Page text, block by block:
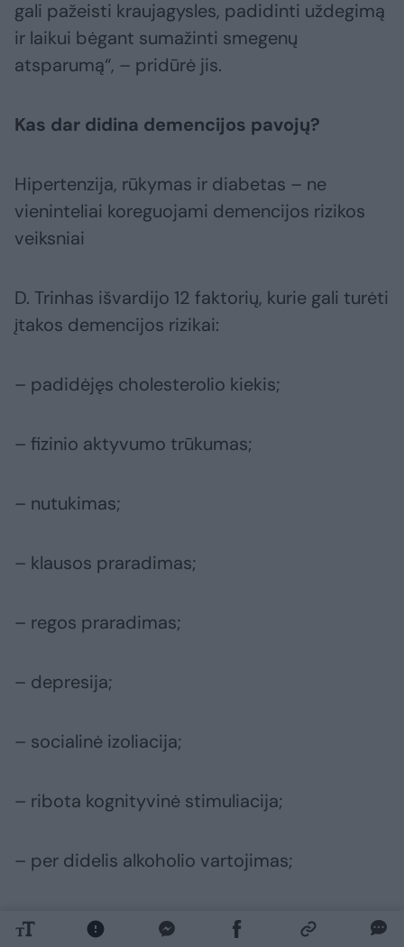
gali pažeisti kraujagysles, padidinti uždegimą
ir laikui bėgant sumažinti smegenų
atsparumą“, – pridūrė jis.
Kas dar didina demencijos pavojų?
Hipertenzija, rūkymas ir diabetas – ne
vieninteliai koreguojami demencijos rizikos
veiksniai
D. Trinhas išvardijo 12 faktorių, kurie gali turėti
įtakos demencijos rizikai:
– padidėjęs cholesterolio kiekis;
– fizinio aktyvumo trūkumas;
– nutukimas;
– klausos praradimas;
– regos praradimas;
– depresija;
– socialinė izoliacija;
– ribota kognityvinė stimuliacija;
– per didelis alkoholio vartojimas;
– smegenų trauma;